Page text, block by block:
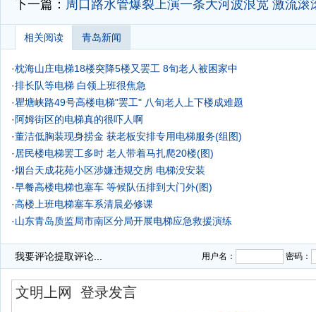
下一篇： 周口路水管爆裂上演一条大河波浪宽 激流滚
相关阅读 青岛新闻
·枕海山庄电梯18楼突降5楼又罢工 8旬老人被困家中
·排长队等电梯 白领上班很焦急
·瞿塘峡路49号高楼电梯"罢工" 八旬老人上下楼成难题
· 阿姆街区的电梯真的很吓人啊
·董洁低胸装现身捞金 获老板安排专用电梯服务(组图)
· 居民楼电梯罢工多时 老人带着马扎爬20楼(图)
·烟台天成花苑小区涉嫌违规交房 电梯没安装
·早餐高楼电梯也塞车 等候队伍排到大门外(图)
·高楼上班电梯塞车系清晨必修课
·山东青岛质监局市南区分局开展电梯应急救援演练
我要评论提取评论... 用户名： 密码：